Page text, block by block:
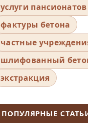
услуги пансионатов
фактуры бетона
частные
шлифованный
экстракция
ПОПУЛЯРНЫЕ